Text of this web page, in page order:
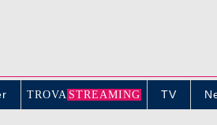
TROVA STREAMING TV